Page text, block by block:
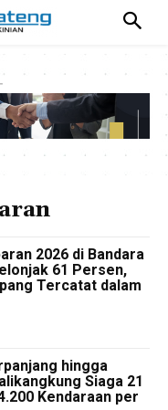
2026 di Bandara
61 Persen,
Tercatat dalam
hingga
Siaga 21
Kendaraan per